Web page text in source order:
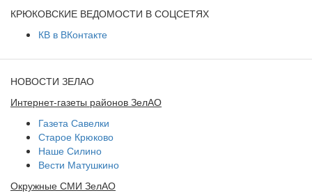
КРЮКОВСКИЕ ВЕДОМОСТИ В СОЦСЕТЯХ
КВ в ВКонтакте
НОВОСТИ ЗЕЛАО
Интернет-газеты районов ЗелАО
Газета Савелки
Старое Крюково
Наше Силино
Вести Матушкино
Окружные СМИ ЗелАО